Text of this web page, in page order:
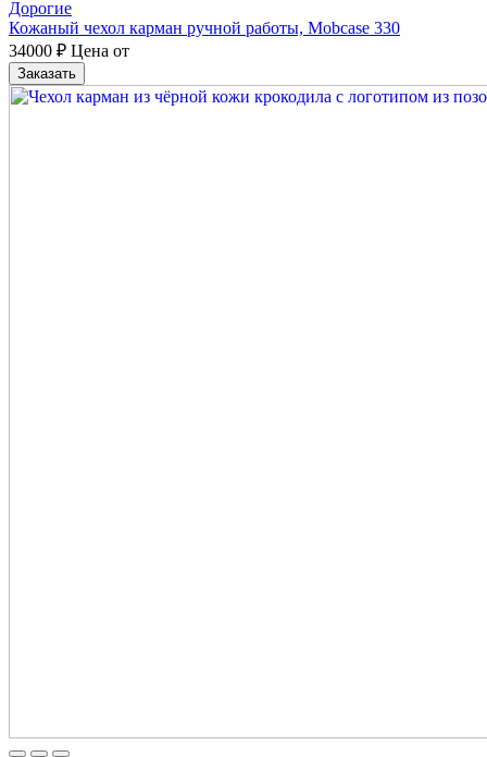
Дорогие
Кожаный чехол карман ручной работы, Mobcase 330
34000 ₽ Цена от
Заказать